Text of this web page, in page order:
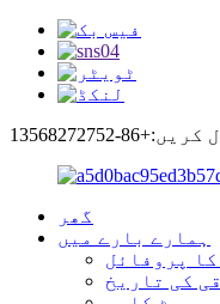
13568272752
گھر
ہمارے بارے میں
پروفائل
کی تاریخ